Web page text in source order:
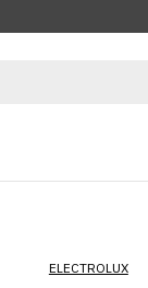
ELECTROLUX